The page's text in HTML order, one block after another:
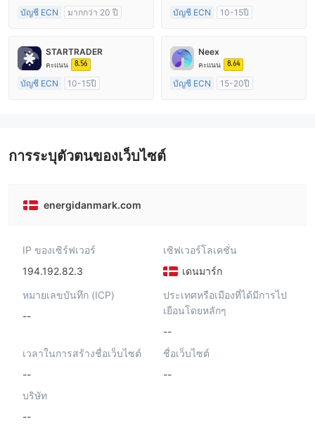
บัญชี ECN
มากกว่า 20 ปี
ใบอนุญาต MT4 แบบเต็ม
บัญชี ECN
10-15ปี
ใบอนุญาต MT4 แบบเต็ม
STARTRADER
คะแนน 8.56
บัญชี ECN
10-15ปี
Neex
คะแนน 8.64
บัญชี ECN
15-20ปี
การระบุตัวตนของเว็บไซต์
energidanmark.com
IP ของเซิร์ฟเวอร์
194.192.82.3
เซิฟเวอร์โลเคชั่น
เดนมาร์ก
หมายเลขบันทึก (ICP)
--
ประเทศหรือเมืองที่ได้มีการไป
เยือนโดยหลักๆ
--
เวลาในการสร้างชื่อเว็บไซต์
--
ชื่อเว็บไซต์
--
บริษัท
--